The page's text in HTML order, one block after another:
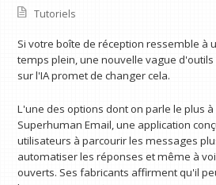
Tutoriels
Si votre boîte de réception ressemble à
temps plein, une nouvelle vague
sur l'IA promet de changer cela.
L'une des options dont on parle le plus
Superhuman Email, une application
utilisateurs à parcourir les messages
automatiser les réponses et même à
ouverts. Ses fabricants affirment qu'il